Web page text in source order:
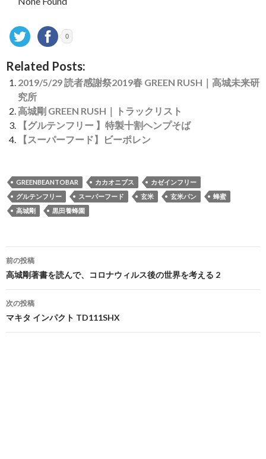
0
Related Posts:
2019/5/29 読者感謝祭2019春 GREEN RUSH｜高城未来研
究所
高城剛 GREEN RUSH｜トラックリスト
【グルテンフリー 】特製十割ヘンプそば
【スーパーフード】ビーポレン
GREENBEANTOBAR カカオニブス
カゼインフリー
グルテンフリー
スーパーフード 玄米 玄米パン
蜂蜜
高城剛
黒田養蜂園
投
稿
ナ
ビ
ゲ
前の投稿
高城剛著書を読んで、コロナウィルス後の世界を考える 2
次の投稿
マキタ インパクト TD111SHX